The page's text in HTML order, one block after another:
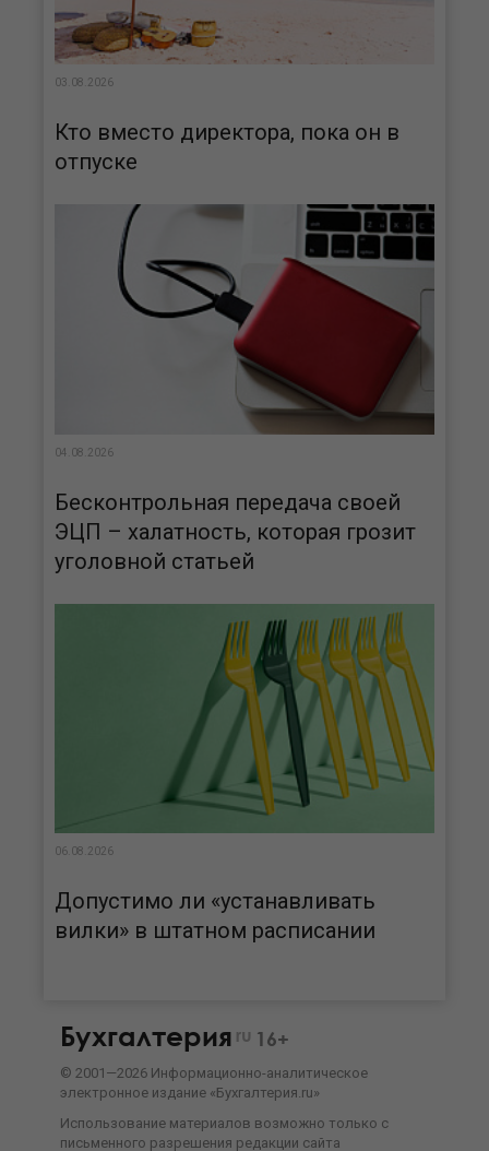
03.08.2026
Кто вместо директора, пока он в
отпуске
04.08.2026
Бесконтрольная передача своей
ЭЦП – халатность, которая грозит
уголовной статьей
06.08.2026
Допустимо ли «устанавливать
вилки» в штатном расписании
Бухгалтерия ru 16+
© 2001—2026 Информационно-аналитическое
электронное издание «Бухгалтерия.ru»
Использование материалов возможно только с
письменного разрешения редакции сайта